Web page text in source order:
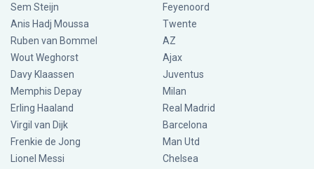
Sem Steijn
Anis Hadj Moussa
Ruben van Bommel
Wout Weghorst
Davy Klaassen
Memphis Depay
Erling Haaland
Virgil van Dijk
Frenkie de Jong
Lionel Messi
Feyenoord
Twente
AZ
Ajax
Juventus
Milan
Real Madrid
Barcelona
Man Utd
Chelsea